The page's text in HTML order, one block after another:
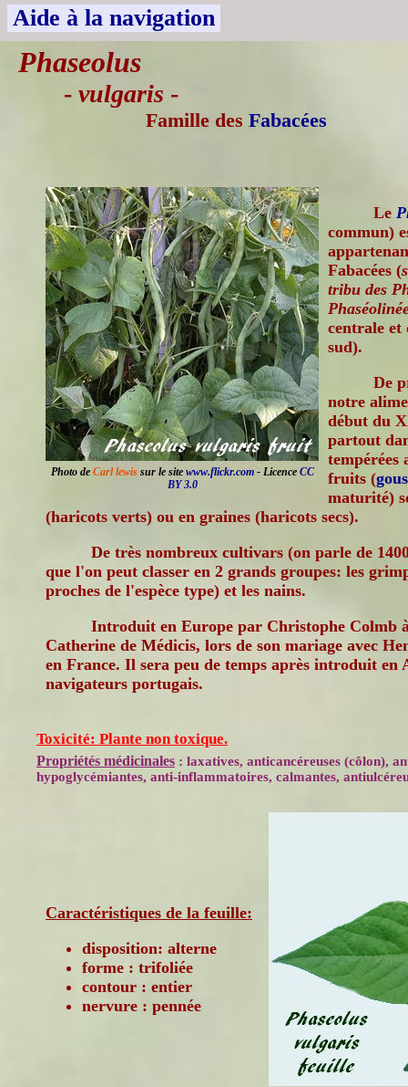
Aide à la navigation
Phaseolus
- vulgaris -
Famille des Fabacées
Photo de Carl lewissur le site www.flickr.com- Licence CC
BY 3.0
Le
commun)
Fabacées (
tribu des
centrale et
sud).
De
notre
début du
partout
tempérées
fruits (
maturité)
(haricots verts) ou en graines (haricots secs).
De très nombreux cultivars (on parle de
que l'on peut classer en 2 grands groupes: les
proches de l'espèce type) et les nains.
Introduit en Europe par Christophe Colmb
Catherine de Médicis, lors de son mariage avec
en France. Il sera peu de temps après introduit en
navigateurs portugais.
Toxicité: Plante non toxique.
Propriétés médicinales : laxatives, anticancéreuses (côlon),
hypoglycémiantes, anti-inflammatoires, calmantes,
Caractéristiques de la feuille:
disposition: alterne
forme : trifoliée
contour : entier
nervure : pennée